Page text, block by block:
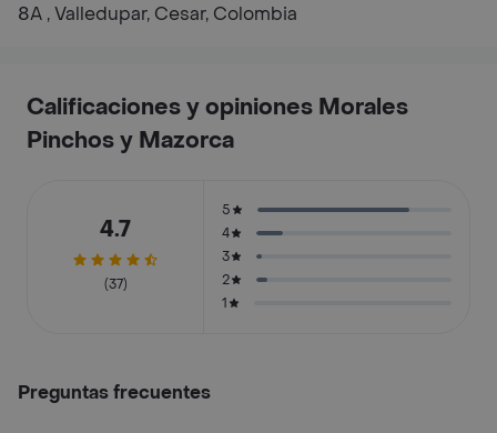
8A , Valledupar, Cesar, Colombia
Calificaciones y opiniones Morales
Pinchos y Mazorca
4.7
(37)
5
4
3
2
1
Preguntas frecuentes